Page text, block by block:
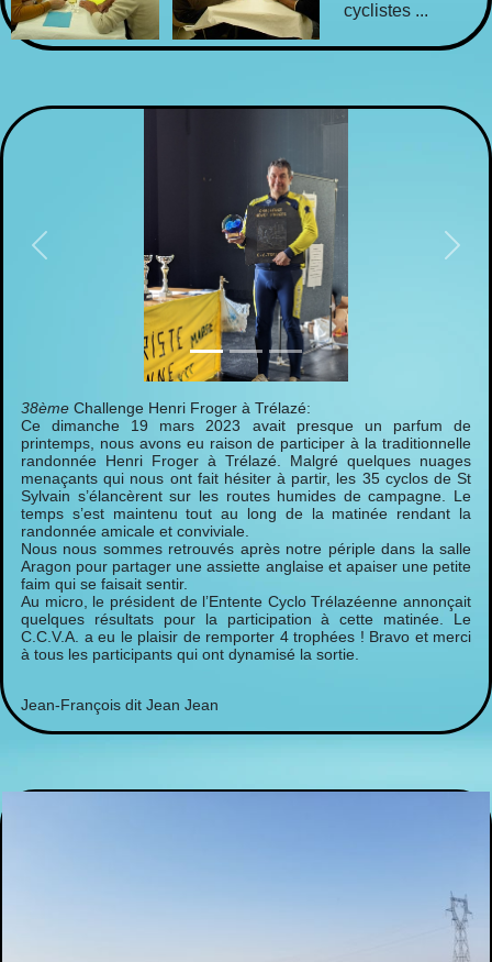
cyclistes ...
Previous Next
38ème Challenge Henri Froger à Trélazé:
Ce dimanche 19 mars 2023 avait presque un parfum de
printemps, nous avons eu raison de participer à la traditionnelle
randonnée Henri Froger à Trélazé. Malgré quelques nuages
menaçants qui nous ont fait hésiter à partir, les 35 cyclos de St
Sylvain s’élancèrent sur les routes humides de campagne. Le
temps s’est maintenu tout au long de la matinée rendant la
randonnée amicale et conviviale.
Nous nous sommes retrouvés après notre périple dans la salle
Aragon pour partager une assiette anglaise et apaiser une petite
faim qui se faisait sentir.
Au micro, le président de l’Entente Cyclo Trélazéenne annonçait
quelques résultats pour la participation à cette matinée. Le
C.C.V.A. a eu le plaisir de remporter 4 trophées ! Bravo et merci
à tous les participants qui ont dynamisé la sortie.
Jean-François dit Jean Jean